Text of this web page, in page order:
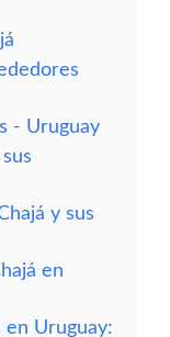
- Uruguay
y sus
en
en Uruguay: